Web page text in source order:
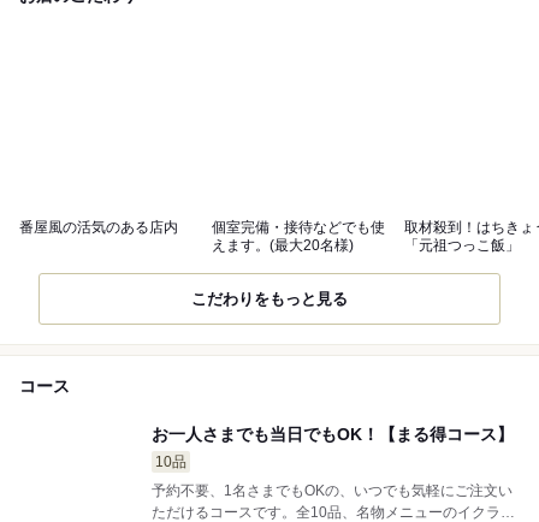
番屋風の活気のある店内
個室完備・接待などでも使
えます。(最大20名様)
取材殺到！はちきょ
「元祖つっこ飯」
こだわりをもっと見る
コース
お一人さまでも当日でもOK！【まる得コース】
10品
予約不要、1名さまでもOKの、いつでも気軽にご注文い
ただけるコースです。全10品、名物メニューのイクラ丼